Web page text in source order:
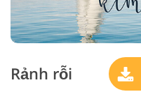
Rảnh rỗi